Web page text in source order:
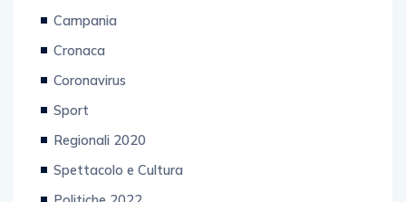
Campania
Cronaca
Coronavirus
Sport
Regionali 2020
Spettacolo e Cultura